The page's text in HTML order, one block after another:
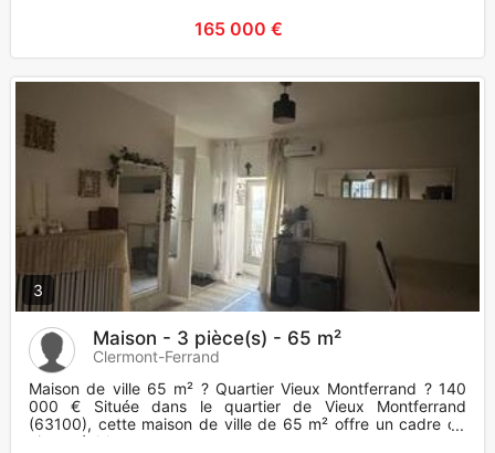
165 000 €
3
Maison - 3 pièce(s) - 65 m²
Clermont-Ferrand
Maison de ville 65 m² ? Quartier Vieux Montferrand ? 140
000 € Située dans le quartier de Vieux Montferrand
(63100), cette maison de ville de 65 m² offre un cadre de
vie agréabl